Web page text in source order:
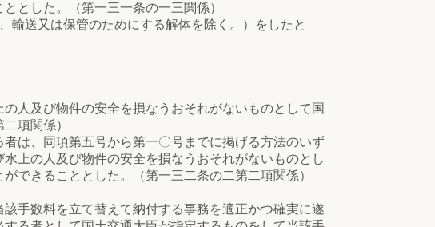
とした。（第一三一条の一三関係）
又は保管のためにする解体を除く。）をしたと
及び物件の安全を損なうおそれがないものとして国
項関係）
、同項第五号から第一〇号までに掲げる方法のいず
上の人及び物件の安全を損なうおそれがないものとし
できることとした。（第一三二条の二第二項関係）
手数料を立て替えて納付する事務を適正かつ確実に遂